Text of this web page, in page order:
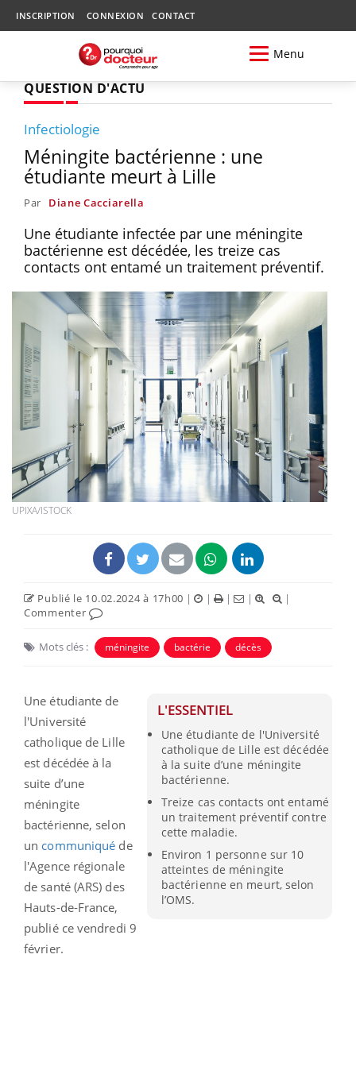
INSCRIPTION CONNEXION CONTACT
Menu
QUESTION D'ACTU
Infectiologie
Méningite bactérienne : une
étudiante meurt à Lille
Par Diane Cacciarella
Une étudiante infectée par une méningite
bactérienne est décédée, les treize cas
contacts ont entamé un traitement préventif.
UPIXA/ISTOCK
Publié le 10.02.2024 à 17h00 | | | |
|
Commenter
Mots clés : méningite bactérie décès
L'ESSENTIEL
Une étudiante de l'Université
catholique de Lille est décédée
à la suite d’une méningite
bactérienne.
Treize cas contacts ont entamé
un traitement préventif contre
cette maladie.
Environ 1 personne sur 10
atteintes de méningite
bactérienne en meurt, selon
l’OMS.
Une étudiante de
l'Université
catholique de Lille
est décédée à la
suite d’une
méningite
bactérienne, selon
un communiqué de
l'Agence régionale
de santé (ARS) des
Hauts-de-France,
publié ce vendredi 9
février.